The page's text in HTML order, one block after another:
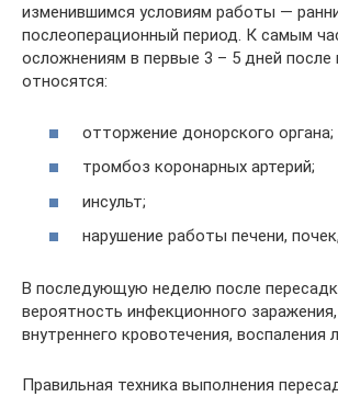
изменившимся условиям работы —
послеоперационный период. К самым
осложнениям в первые 3 – 5 дней после
относятся:
отторжение донорского органа;
тромбоз коронарных артерий;
инсульт;
нарушение работы печени,
В последующую неделю после
вероятность инфекционного
внутреннего кровотечения, воспаления
Правильная техника выполнения